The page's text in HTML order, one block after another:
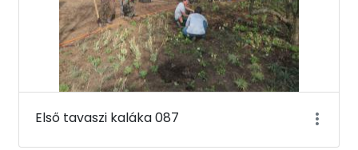
Első tavaszi kaláka 087